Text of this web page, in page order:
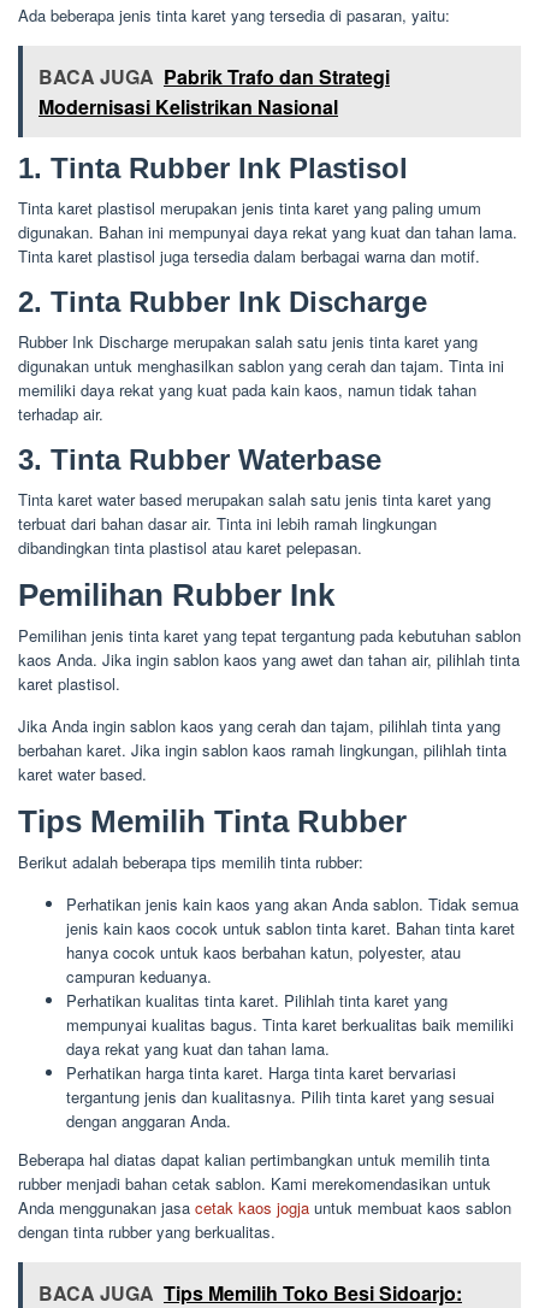
Ada beberapa jenis tinta karet yang tersedia di pasaran, yaitu:
BACA JUGA Pabrik Trafo dan Strategi
Modernisasi Kelistrikan Nasional
1. Tinta Rubber Ink Plastisol
Tinta karet plastisol merupakan jenis tinta karet yang paling umum
digunakan. Bahan ini mempunyai daya rekat yang kuat dan tahan lama.
Tinta karet plastisol juga tersedia dalam berbagai warna dan motif.
2. Tinta Rubber Ink Discharge
Rubber Ink Discharge merupakan salah satu jenis tinta karet yang
digunakan untuk menghasilkan sablon yang cerah dan tajam. Tinta ini
memiliki daya rekat yang kuat pada kain kaos, namun tidak tahan
terhadap air.
3. Tinta Rubber Waterbase
Tinta karet water based merupakan salah satu jenis tinta karet yang
terbuat dari bahan dasar air. Tinta ini lebih ramah lingkungan
dibandingkan tinta plastisol atau karet pelepasan.
Pemilihan Rubber Ink
Pemilihan jenis tinta karet yang tepat tergantung pada kebutuhan sablon
kaos Anda. Jika ingin sablon kaos yang awet dan tahan air, pilihlah tinta
karet plastisol.
Jika Anda ingin sablon kaos yang cerah dan tajam, pilihlah tinta yang
berbahan karet. Jika ingin sablon kaos ramah lingkungan, pilihlah tinta
karet water based.
Tips Memilih Tinta Rubber
Berikut adalah beberapa tips memilih tinta rubber:
Perhatikan jenis kain kaos yang akan Anda sablon. Tidak semua
jenis kain kaos cocok untuk sablon tinta karet. Bahan tinta karet
hanya cocok untuk kaos berbahan katun, polyester, atau
campuran keduanya.
Perhatikan kualitas tinta karet. Pilihlah tinta karet yang
mempunyai kualitas bagus. Tinta karet berkualitas baik memiliki
daya rekat yang kuat dan tahan lama.
Perhatikan harga tinta karet. Harga tinta karet bervariasi
tergantung jenis dan kualitasnya. Pilih tinta karet yang sesuai
dengan anggaran Anda.
Beberapa hal diatas dapat kalian pertimbangkan untuk memilih tinta
rubber menjadi bahan cetak sablon. Kami merekomendasikan untuk
Anda menggunakan jasa cetak kaos jogja untuk membuat kaos sablon
dengan tinta rubber yang berkualitas.
BACA JUGA Tips Memilih Toko Besi Sidoarjo: